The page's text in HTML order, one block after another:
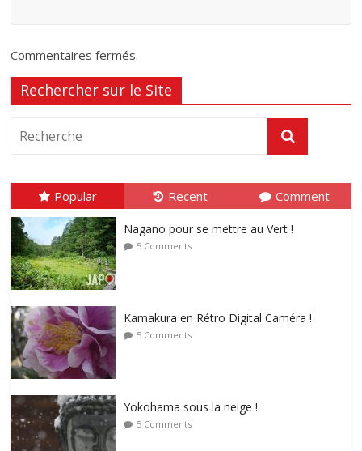
Commentaires fermés.
Rechercher sur le Site
Popular Recent Comment
Nagano pour se mettre au Vert !
5 Comments
Kamakura en Rétro Digital Caméra !
5 Comments
Yokohama sous la neige !
5 Comments